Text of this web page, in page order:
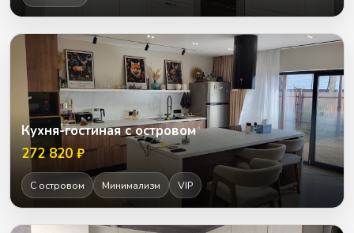
Кухня-гостиная с островом
272 820 ₽
С островом Минимализм VIP